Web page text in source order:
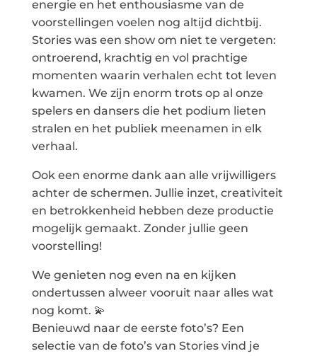
energie en het enthousiasme van de
voorstellingen voelen nog altijd dichtbij.
Stories was een show om niet te vergeten:
ontroerend, krachtig en vol prachtige
momenten waarin verhalen echt tot leven
kwamen. We zijn enorm trots op al onze
spelers en dansers die het podium lieten
stralen en het publiek meenamen in elk
verhaal.
Ook een enorme dank aan alle vrijwilligers
achter de schermen. Jullie inzet, creativiteit
en betrokkenheid hebben deze productie
mogelijk gemaakt. Zonder jullie geen
voorstelling!
We genieten nog even na en kijken
ondertussen alweer vooruit naar alles wat
nog komt. 💫
Benieuwd naar de eerste foto’s? Een
selectie van de foto’s van Stories vind je